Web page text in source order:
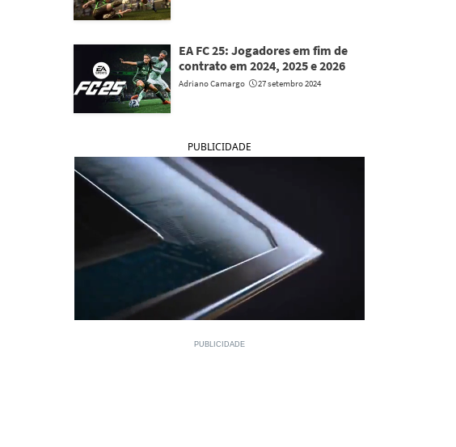
EA FC 25: Jogadores em fim de
contrato em 2024, 2025 e 2026
Adriano Camargo 27 setembro 2024
PUBLICIDADE